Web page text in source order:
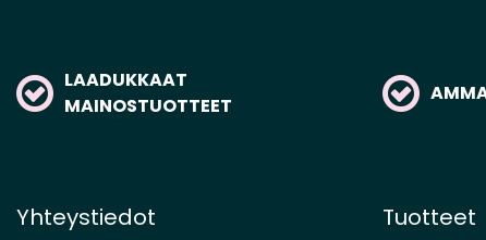
LAADUKKAAT
MAINOSTUOTTEET
Yhteystiedot Tuotteet